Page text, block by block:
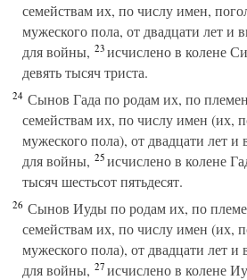
семействам их, по числу имен,
мужеского пола, от двадцати лет и
для войны, 23исчислено в колене
девять тысяч триста.
24 Сынов Гада по родам их, по
семействам их, по числу имен (их,
мужеского пола), от двадцати лет
для войны, 25исчислено в колене
тысяч шестьсот пятьдесят.
26 Сынов Иуды по родам их, по
семействам их, по числу имен (их,
мужеского пола), от двадцати лет
для войны, 27исчислено в колене